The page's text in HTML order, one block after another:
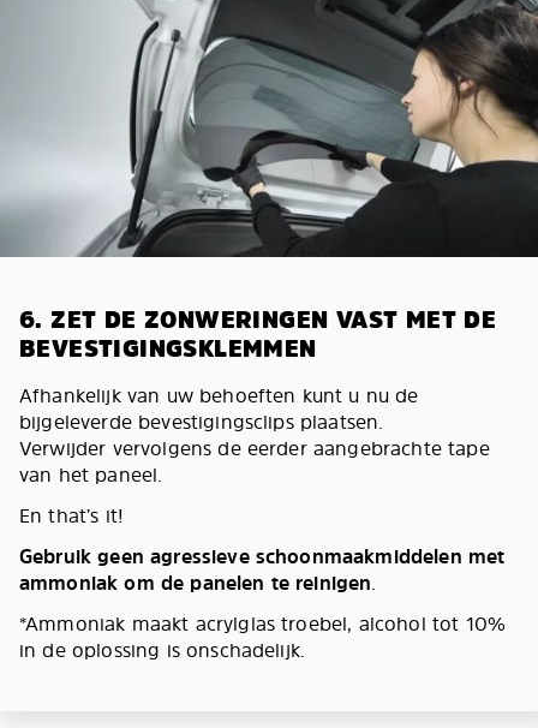
6. ZET DE ZONWERINGEN VAST MET DE
BEVESTIGINGSKLEMMEN
Afhankelijk van uw behoeften kunt u nu de
bijgeleverde bevestigingsclips plaatsen.
Verwijder vervolgens de eerder aangebrachte tape
van het paneel.
En that’s it!
Gebruik geen agressieve schoonmaakmiddelen met
ammoniak om de panelen te reinigen.
*Ammoniak maakt acrylglas troebel, alcohol tot 10%
in de oplossing is onschadelijk.